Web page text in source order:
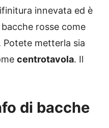
innevata ed è
rosse come
Potete metterla sia
centrotavola. Il
di bacche